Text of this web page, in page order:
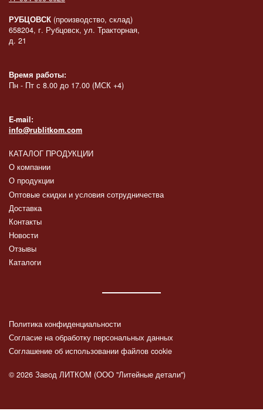
РУБЦОВСК (производство, склад)
658204, г. Рубцовск, ул. Тракторная,
д. 21
Время работы:
Пн - Пт с 8.00 до 17.00 (МСК +4)
E-mail:
info@rublitkom.com
КАТАЛОГ ПРОДУКЦИИ
О компании
О продукции
Оптовые скидки и условия сотрудничества
Доставка
Контакты
Новости
Отзывы
Каталоги
Политика конфиденциальности
Согласие на обработку персональных данных
Соглашение об использовании файлов cookie
© 2026 Завод ЛИТКОМ (ООО "Литейные детали")